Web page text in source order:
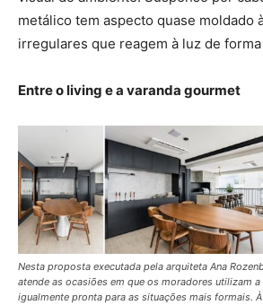
metálico tem aspecto quase moldado
irregulares que reagem à luz de
Entre o living e a varanda gourmet
Nesta proposta executada pela arquiteta Ana
atende as ocasiões em que os moradores utilizam
igualmente pronta para as situações mais formais.